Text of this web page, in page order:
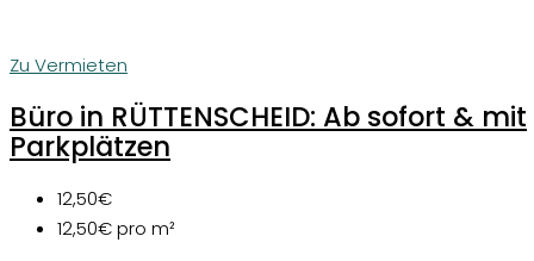
Zu Vermieten
Büro in RÜTTENSCHEID: Ab sofort & mit
Parkplätzen
12,50€
12,50€pro m²